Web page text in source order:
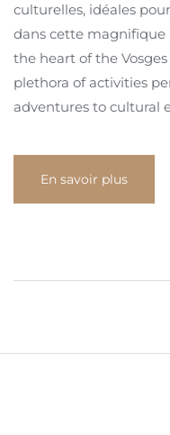
culturelles, idéales
dans cette
the heart of the
plethora of activities
adventures to cultural
En savoir plus